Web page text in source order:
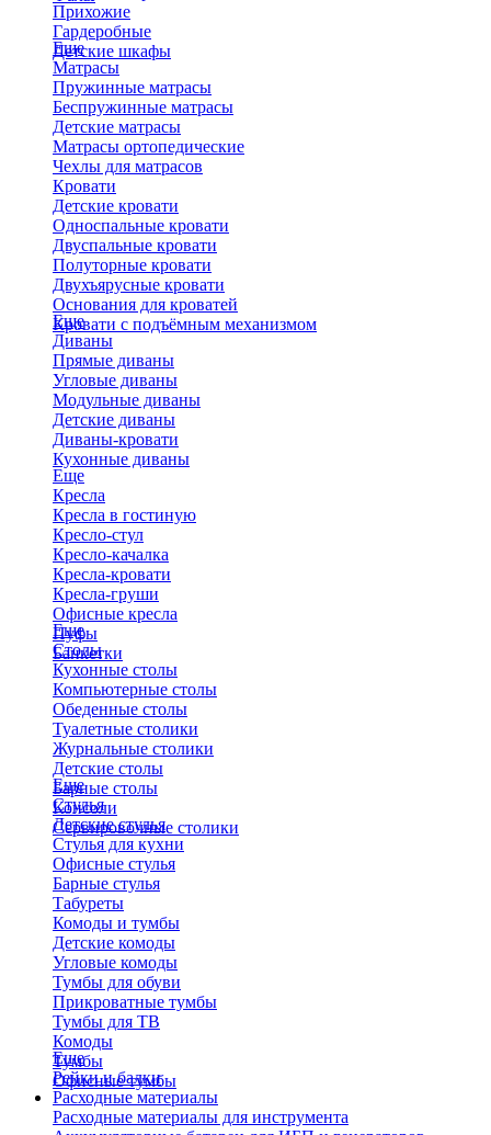
Прихожие
Гардеробные
Детские шкафы
Еще
Матрасы
Пружинные матрасы
Беспружинные матрасы
Детские матрасы
Матрасы ортопедические
Чехлы для матрасов
Кровати
Детские кровати
Односпальные кровати
Двуспальные кровати
Полуторные кровати
Двухъярусные кровати
Основания для кроватей
Кровати с подъёмным механизмом
Еще
Диваны
Прямые диваны
Угловые диваны
Модульные диваны
Детские диваны
Диваны-кровати
Кухонные диваны
Еще
Кресла
Кресла в гостиную
Кресло-стул
Кресло-качалка
Кресла-кровати
Кресла-груши
Офисные кресла
Пуфы
Банкетки
Еще
Столы
Кухонные столы
Компьютерные столы
Обеденные столы
Туалетные столики
Журнальные столики
​Детские столы
Барные столы
Консоли
Сервировочные столики
Еще
Стулья
Детские стулья
Стулья для кухни
Офисные стулья
Барные стулья
Табуреты
Комоды и тумбы
Детские комоды
Угловые комоды
Тумбы для обуви
Прикроватные тумбы
Тумбы для ТВ
Комоды
Тумбы
Офисные тумбы
Еще
Рейки и балки
Расходные материалы
Расходные материалы для инструмента